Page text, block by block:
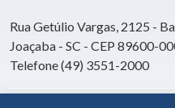
Rua Getúlio Vargas, 2125 -
Joaçaba - SC - CEP 89600-
Telefone (49) 3551-2000